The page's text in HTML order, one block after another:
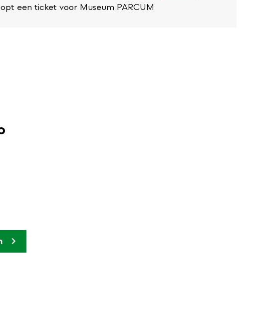
een ticket voor Museum PARCUM